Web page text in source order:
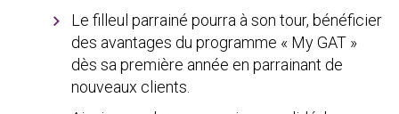
Le filleul parrainé pourra à son tour, bénéficier
des avantages du programme « My GAT »
dès sa première année en parrainant de
nouveaux clients.